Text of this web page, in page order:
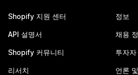
Shopify 지원 센터
API 설명서
Shopify 커뮤니티
리서치
정보
채용
투자자
언론